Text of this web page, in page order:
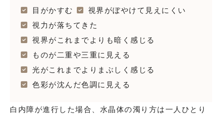
目がかすむ
視界がぼやけて見えにくい
視力が落ちてきた
視界がこれまでよりも暗く感じる
ものが二重や三重に見える
光がこれまでよりまぶしく感じる
色彩が沈んだ色調に見える
白内障が進行した場合、水晶体の濁り方は一人ひとり